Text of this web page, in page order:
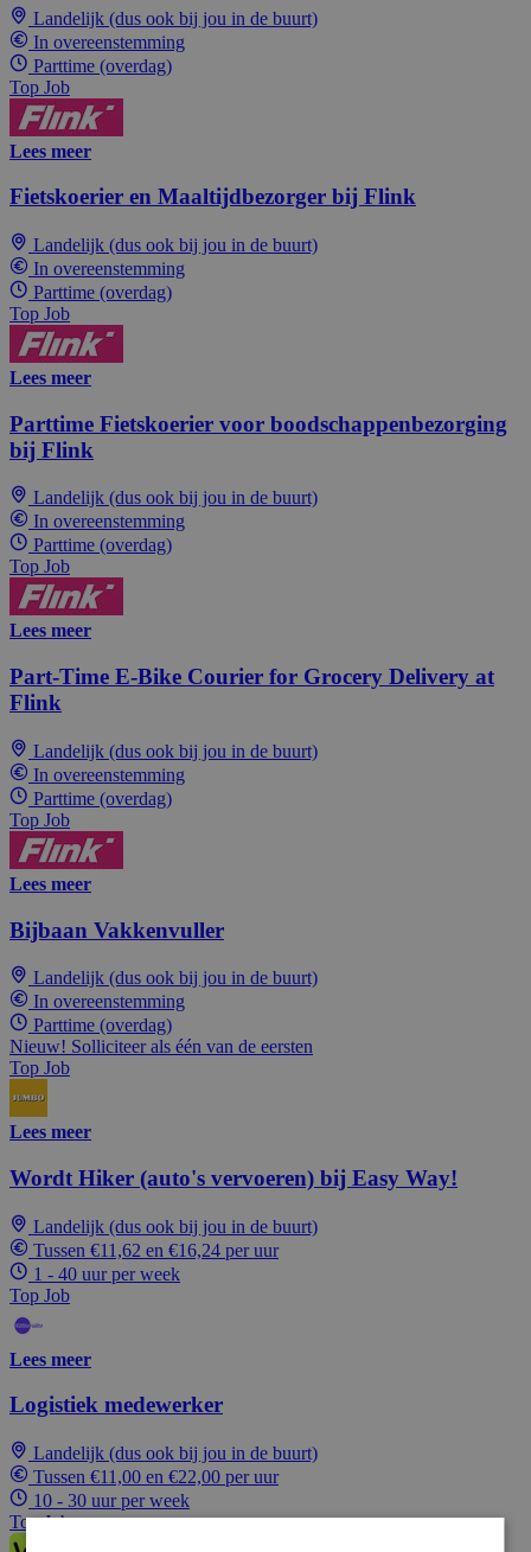
Landelijk (dus ook bij jou in de buurt)
In overeenstemming
Parttime (overdag)
Top Job
Lees meer
Fietskoerier en Maaltijdbezorger bij Flink
Landelijk (dus ook bij jou in de buurt)
In overeenstemming
Parttime (overdag)
Top Job
Lees meer
Parttime Fietskoerier voor boodschappenbezorging
bij Flink
Landelijk (dus ook bij jou in de buurt)
In overeenstemming
Parttime (overdag)
Top Job
Lees meer
Part-Time E-Bike Courier for Grocery Delivery at
Flink
Landelijk (dus ook bij jou in de buurt)
In overeenstemming
Parttime (overdag)
Top Job
Lees meer
Bijbaan Vakkenvuller
Landelijk (dus ook bij jou in de buurt)
In overeenstemming
Parttime (overdag)
Nieuw! Solliciteer als één van de eersten
Top Job
Lees meer
Wordt Hiker (auto's vervoeren) bij Easy Way!
Landelijk (dus ook bij jou in de buurt)
Tussen €11,62 en €16,24 per uur
1 - 40 uur per week
Top Job
Lees meer
Logistiek medewerker
Landelijk (dus ook bij jou in de buurt)
Tussen €11,00 en €22,00 per uur
10 - 30 uur per week
Top Job